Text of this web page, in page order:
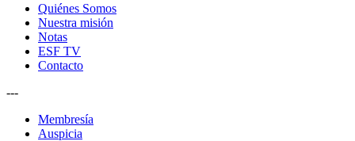
Quiénes Somos
Nuestra misión
Notas
ESF TV
Contacto
---
Membresía
Auspicia